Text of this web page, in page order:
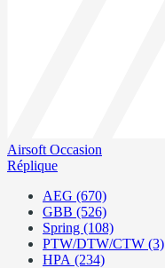
Airsoft Occasion
Réplique
AEG (670)
GBB (526)
Spring (108)
PTW/DTW/CTW (3)
HPA (234)